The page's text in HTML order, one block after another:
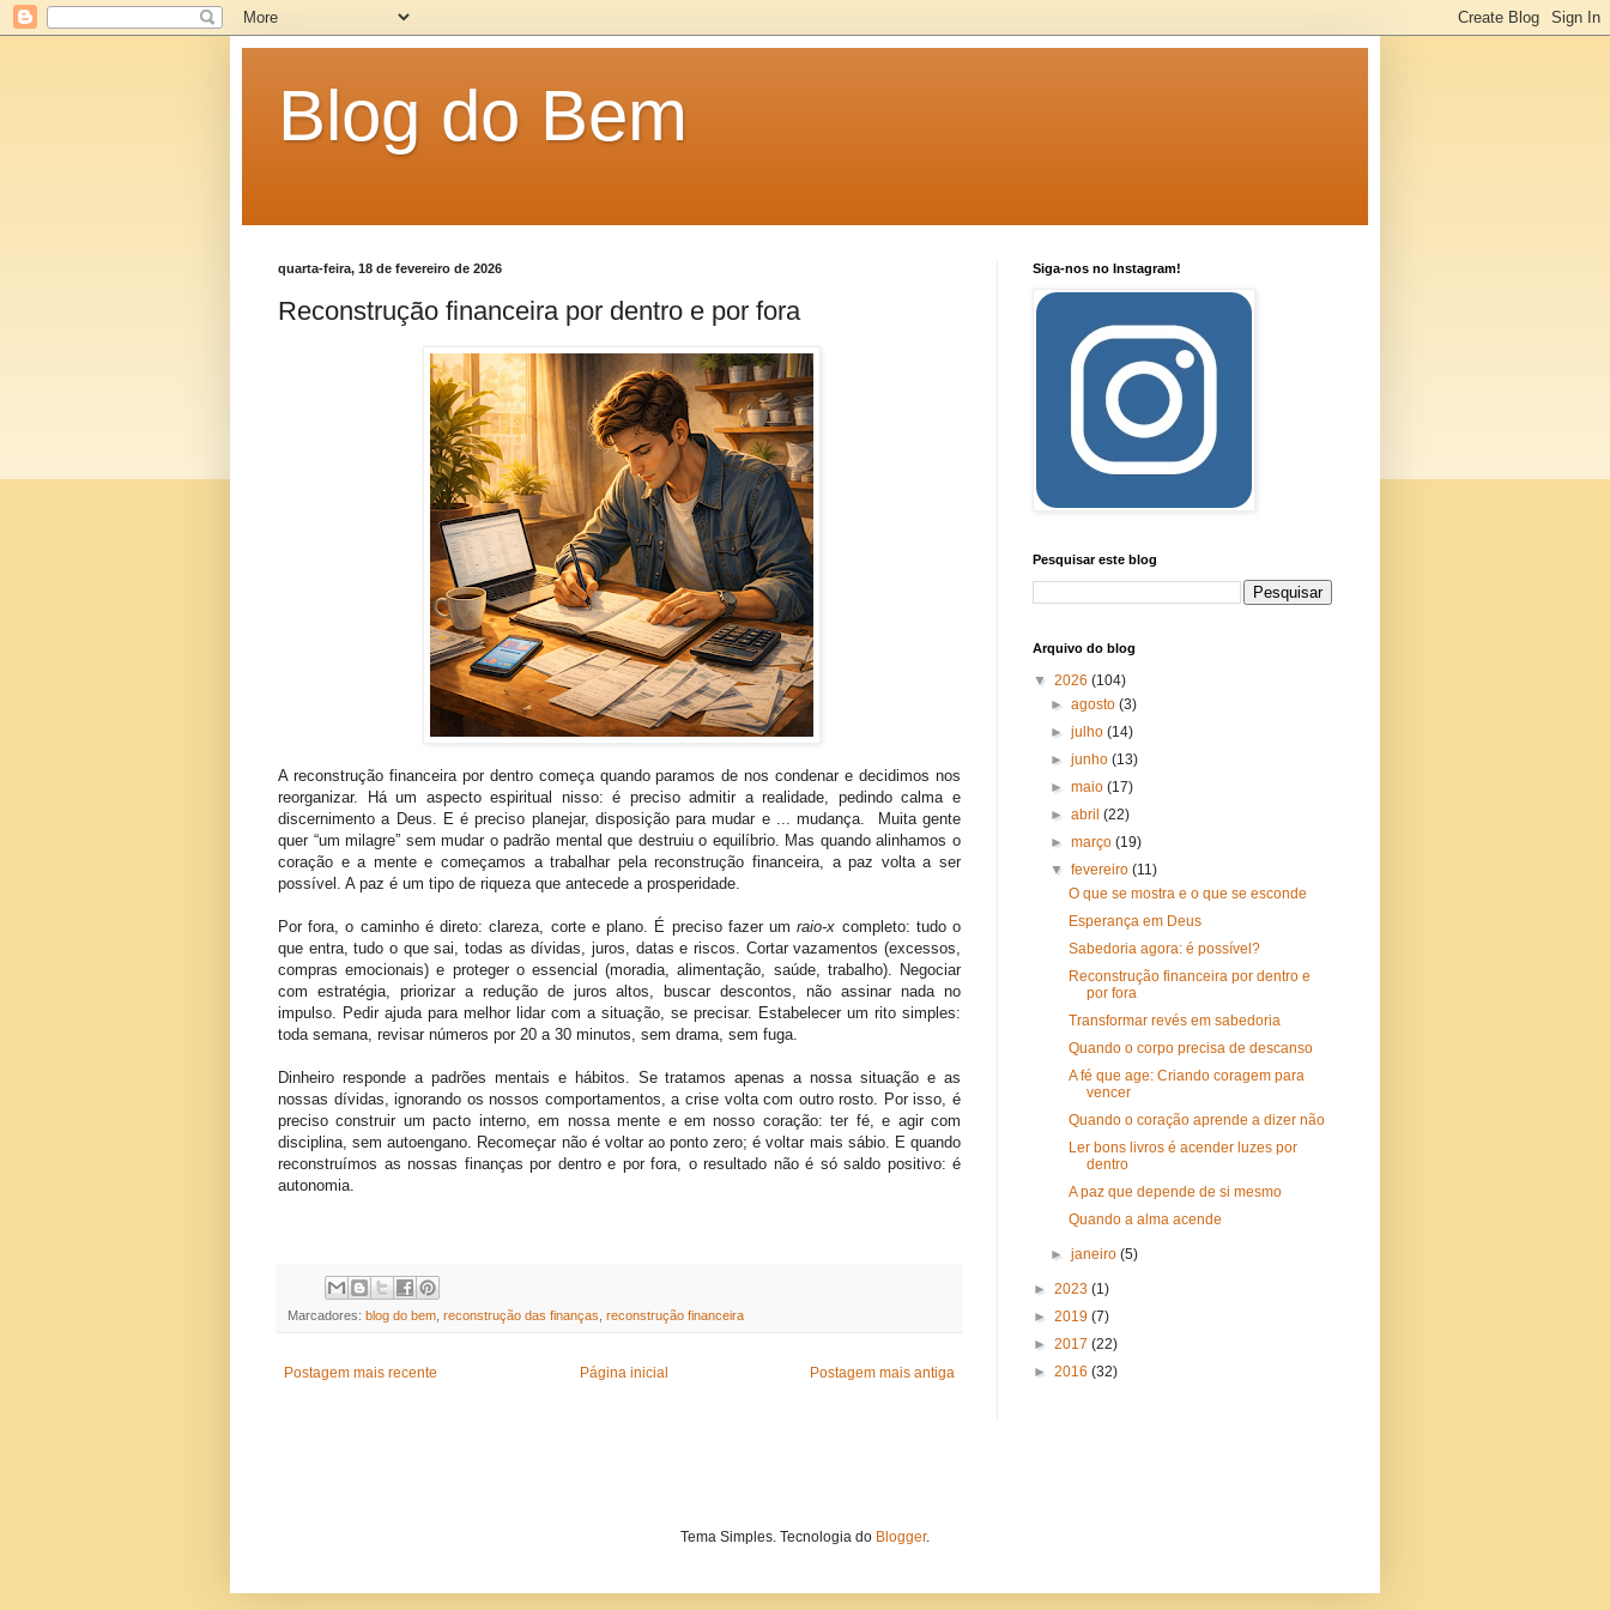
Blog do Bem
quarta-feira, 18 de fevereiro de 2026
Reconstrução financeira por dentro e por fora
A reconstrução financeira por dentro começa quando paramos de nos condenar e decidimos nos
reorganizar. Há um aspecto espiritual nisso: é preciso admitir a realidade, pedindo calma e
discernimento a Deus. E é preciso planejar, disposição para mudar e ... mudança. Muita gente
quer “um milagre” sem mudar o padrão mental que destruiu o equilíbrio. Mas quando alinhamos o
coração e a mente e começamos a trabalhar pela reconstrução financeira, a paz volta a ser
possível. A paz é um tipo de riqueza que antecede a prosperidade.
Por fora, o caminho é direto: clareza, corte e plano. É preciso fazer umraio-x completo: tudo o
que entra, tudo o que sai, todas as dívidas, juros, datas e riscos. Cortar vazamentos (excessos,
compras emocionais) e proteger o essencial (moradia, alimentação, saúde, trabalho). Negociar
com estratégia, priorizar a redução de juros altos, buscar descontos, não assinar nada no
impulso. Pedir ajuda para melhor lidar com a situação, se precisar. Estabelecer um rito simples:
toda semana, revisar números por 20 a 30 minutos, sem drama, sem fuga.
Dinheiro responde a padrões mentais e hábitos. Se tratamos apenas a nossa situação e as
nossas dívidas, ignorando os nossos comportamentos, a crise volta com outro rosto. Por isso, é
preciso construir um pacto interno, em nossa mente e em nosso coração: ter fé, e agir com
disciplina, sem autoengano. Recomeçar não é voltar ao ponto zero; é voltar mais sábio. E quando
reconstruímos as nossas finanças por dentro e por fora, o resultado não é só saldo positivo: é
autonomia.
Marcadores: blog do bem reconstrução das finanças reconstrução financeira
Postagem mais recente Postagem mais antiga
Página inicial
Siga-nos no Instagram!
Pesquisar este blog
Arquivo do blog
▼ 2026 (104)
►agosto(3)
►julho(14)
►junho(13)
►maio(17)
►abril(22)
►março(19)
▼fevereiro(11)
O que se mostra e o que se esconde
Esperança em Deus
Sabedoria agora: é possível?
Reconstrução financeira por dentro e
por fora
Transformar revés em sabedoria
Quando o corpo precisa de descanso
A fé que age: Criando coragem para
vencer
Quando o coração aprende a dizer não
Ler bons livros é acender luzes por
dentro
A paz que depende de si mesmo
Quando a alma acende
►janeiro(5)
► 2023 (1)
► 2019 (7)
► 2017 (22)
► 2016 (32)
Tema Simples. Tecnologia do Blogger.